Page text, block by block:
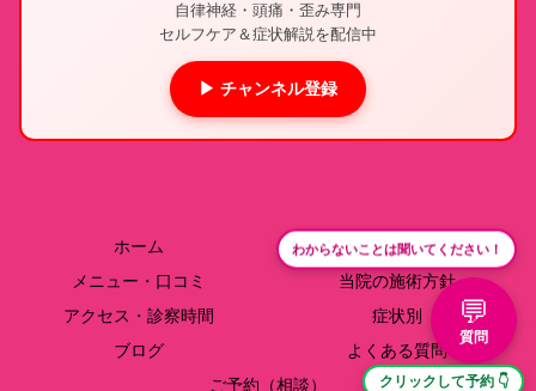
自律神経・頭痛・歪み専門
セルフケア＆症状解説を配信中
▶ チャンネル登録
ホーム
院長紹介
メニュー・口コミ
当院の施術方針
アクセス・診察時間
症状別
ブログ
よくある質問
ご予約（相談）
わからないことは聞いてください！
💬
質問
クリックして予約 👇